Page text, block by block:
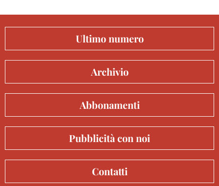
Ultimo numero
Archivio
Abbonamenti
Pubblicità con noi
Contatti